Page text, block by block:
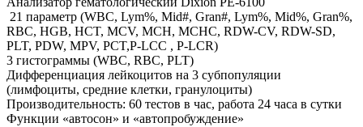
21 параметр (WBC, Lym%, Mid#, Gran#, Lym%, Mid%, Gran%,
RBC, HGB, HCT, MCV, MCH, MCHC, RDW-CV, RDW-SD,
PLT, PDW, MPV, PCT,P-LCC , P-LCR)
3 гистограммы (WBC, RBC, PLT)
Дифференциация лейкоцитов на 3 субпопуляции
(лимфоциты, средние клетки, гранулоциты)
Производительность: 60 тестов в час, работа 24 часа в сутки
Функции «автосон» и «автопробуждение»